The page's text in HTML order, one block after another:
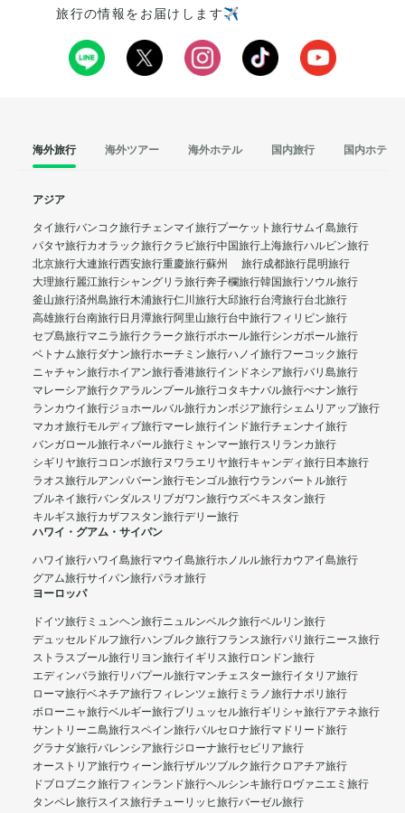
旅行の情報をお届けします✈️
海外旅行 海外ツアー 海外ホテル 国内旅行 国内ホテル
アジア
タイ旅行バンコク旅行チェンマイ旅行プーケット旅行サムイ島旅行
パタヤ旅行カオラック旅行クラビ旅行中国旅行上海旅行ハルビン旅行
北京旅行大連旅行西安旅行重慶旅行蘇州 旅行成都旅行昆明旅行
大理旅行麗江旅行シャングリラ旅行奔子欄旅行韓国旅行ソウル旅行
釜山旅行済州島旅行木浦旅行仁川旅行大邱旅行台湾旅行台北旅行
高雄旅行台南旅行日月潭旅行阿里山旅行台中旅行フィリピン旅行
セブ島旅行マニラ旅行クラーク旅行ボホール旅行シンガポール旅行
ベトナム旅行ダナン旅行ホーチミン旅行ハノイ旅行フーコック旅行
ニャチャン旅行ホイアン旅行香港旅行インドネシア旅行バリ島旅行
マレーシア旅行クアラルンプール旅行コタキナバル旅行ぺナン旅行
ランカウイ旅行ジョホールバル旅行カンボジア旅行シェムリアップ旅行
マカオ旅行モルディブ旅行マーレ旅行インド旅行チェンナイ旅行
バンガロール旅行ネパール旅行 ミャンマー旅行スリランカ旅行
シギリヤ旅行コロンボ旅行ヌワラエリヤ旅行キャンディ旅行日本旅行
ラオス旅行ルアンパバーン旅行モンゴル旅行ウランバートル旅行
ブルネイ旅行バンダルスリブガワン旅行ウズベキスタン旅行
キルギス旅行カザフスタン旅行デリー旅行
ハワイ・グアム・サイパン
ハワイ旅行ハワイ島旅行マウイ島旅行ホノルル旅行カウアイ島旅行
グアム旅行サイパン旅行パラオ旅行
ヨーロッパ
ドイツ旅行 ミュンヘン旅行ニュルンベルク旅行ベルリン旅行
デュッセルドルフ旅行ハンブルク旅行フランス旅行パリ旅行ニース旅行
ストラスブール旅行リヨン旅行イギリス旅行ロンドン旅行
エディンバラ旅行リバプール旅行マンチェスター旅行イタリア旅行
ローマ旅行ベネチア旅行フィレンツェ旅行 ミラノ旅行ナポリ旅行
ボローニャ旅行ベルギー旅行ブリュッセル旅行ギリシャ旅行アテネ旅行
サントリーニ島旅行スペイン旅行バルセロナ旅行マドリード旅行
グラナダ旅行バレンシア旅行ジローナ旅行セビリア旅行
オーストリア旅行ウィーン旅行ザルツブルク旅行クロアチア旅行
ドブロブニク旅行フィンランド旅行ヘルシンキ旅行ロヴァニエミ旅行
タンペレ旅行スイス旅行チューリッヒ旅行バーゼル旅行